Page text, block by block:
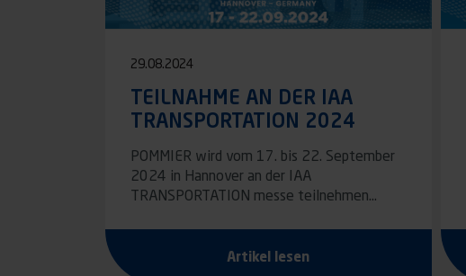
29.08.2024
TEILNAHME AN DER IAA
TRANSPORTATION 2024
POMMIER wird vom 17. bis 22. September
2024 in Hannover an der IAA
TRANSPORTATION messe teilnehmen…
Artikel lesen